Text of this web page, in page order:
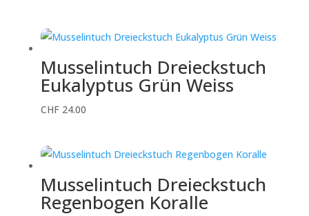
Musselintuch Dreieckstuch
Eukalyptus Grün Weiss
CHF24.00
Musselintuch Dreieckstuch
Regenbogen Koralle